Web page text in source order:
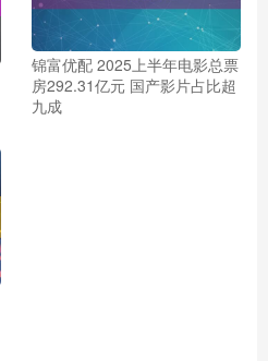
锦富优配 2025上半年电影总票
房292.31亿元 国产影片占比超
九成